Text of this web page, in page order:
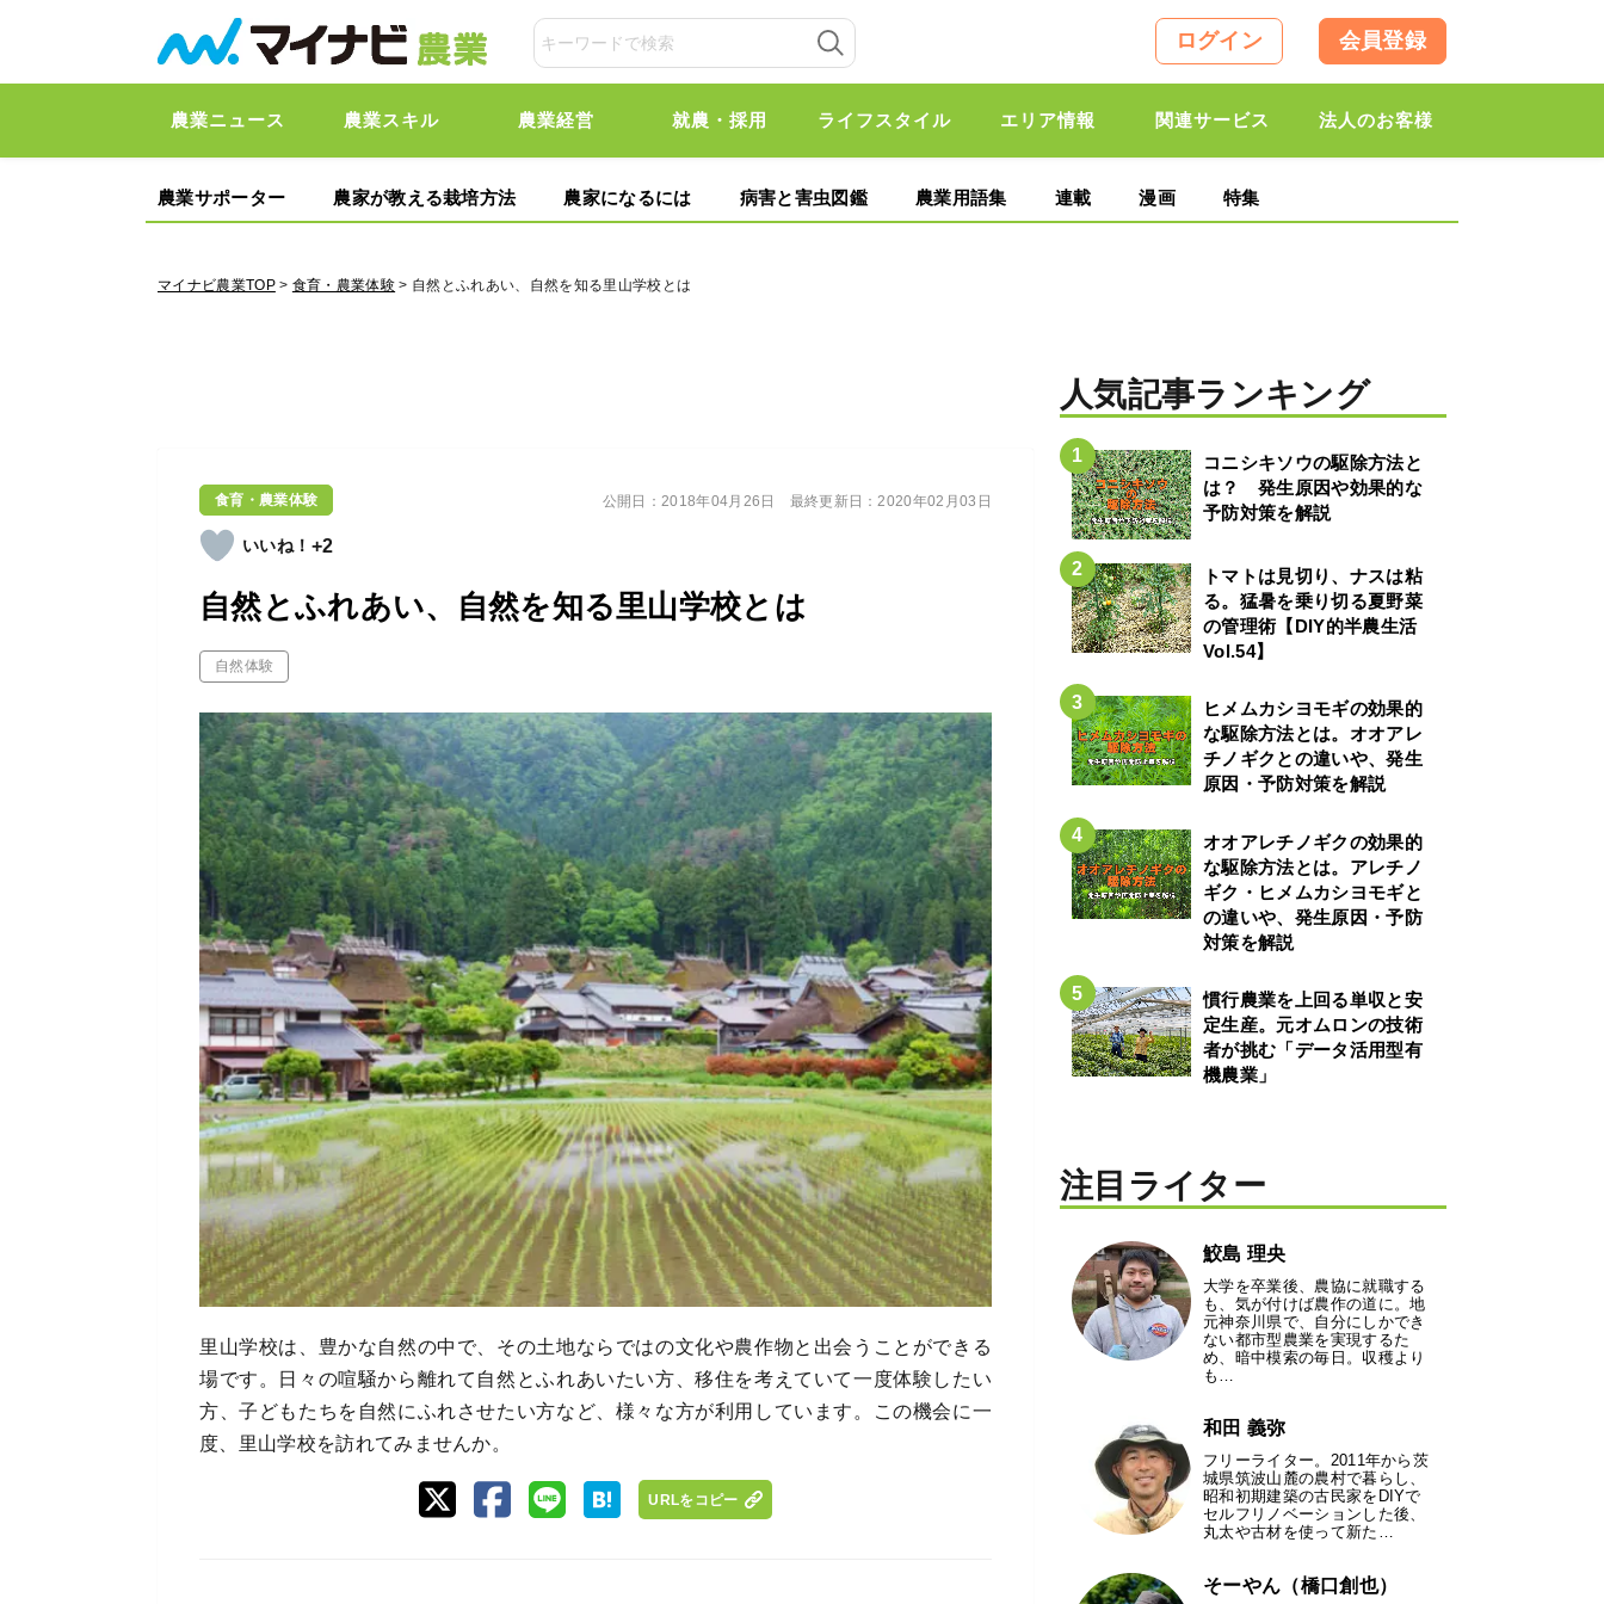
ログイン 会員登録
農業ニュース 農業スキル 農業経営 就農・採用 ライフスタイル エリア情報 関連サービス 法人のお客様
農業サポーター 農家が教える栽培方法 農家になるには 病害と害虫図鑑 農業用語集 連載 漫画 特集
マイナビ農業TOP> 食育・農業体験 > 自然とふれあい、自然を知る里山学校とは
食育・農業体験
+2
自然とふれあい、自然を知る里山学校とは
自然体験
公開日：2018年04月26日 最終更新日：2020年02月03日
里山学校は、豊かな自然の中で、その土地ならではの文化や農作物と出会うことができる
場です。日々の喧騒から離れて自然とふれあいたい方、移住を考えていて一度体験したい
方、子どもたちを自然にふれさせたい方など、様々な方が利用しています。この機会に一
度、里山学校を訪れてみませんか。
URLをコピー
人気記事ランキング
コニシキソウの駆除方法と
は？ 発生原因や効果的な
予防対策を解説
トマトは見切り、ナスは粘
る。猛暑を乗り切る夏野菜
の管理術【DIY的半農生活
Vol.54】
ヒメムカシヨモギの効果的
な駆除方法とは。オオアレ
チノギクとの違いや、発生
原因・予防対策を解説
オオアレチノギクの効果的
な駆除方法とは。アレチノ
ギク・ヒメムカシヨモギと
の違いや、発生原因・予防
対策を解説
慣行農業を上回る単収と安
定生産。元オムロンの技術
者が挑む「データ活用型有
機農業」
注目ライター
鮫島 理央
大学を卒業後、農協に就職する
も、気が付けば農作の道に。地
元神奈川県で、自分にしかでき
ない都市型農業を実現するた
め、暗中模索の毎日。収穫より
も…
和田 義弥
フリーライター。2011年から茨
城県筑波山麓の農村で暮らし、
昭和初期建築の古民家をDIYで
セルフリノベーションした後、
丸太や古材を使って新た…
そーやん（橋口創也）